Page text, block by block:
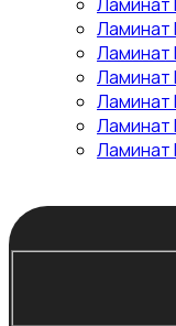
Ламинат
Ламинат
Ламинат
Ламинат